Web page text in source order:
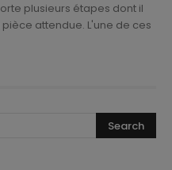
plusieurs étapes dont il
attendue. L'une de ces